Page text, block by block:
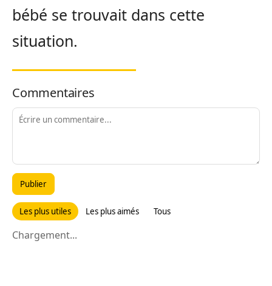
bébé se trouvait dans cette
situation.
Commentaires
Publier
Les plus utiles Les plus aimés Tous
Chargement...